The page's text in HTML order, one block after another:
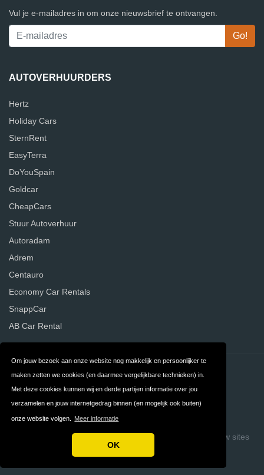
Om jouw bezoek aan onze website nog makkelijk en persoonlijker te
maken zetten we cookies (en daarmee vergelijkbare technieken) in.
Met deze cookies kunnen wij en derde partijen informatie over jou
verzamelen en jouw internetgedrag binnen (en mogelijk ook buiten)
onze website volgen. Meer informatie
OK
Vul je e-mailadres in om onze nieuwsbrief te ontvangen.
AUTOVERHUURDERS
Hertz
Holiday Cars
SternRent
EasyTerra
DoYouSpain
Goldcar
CheapCars
Stuur Autoverhuur
Autoradam
Adrem
Centauro
Economy Car Rentals
SnappCar
AB Car Rental
Contact Privacy
Algemene FAQ
Copyright © 2026 Vergelijk Autoverhuurders
Build review sites
with ReviewTycoon